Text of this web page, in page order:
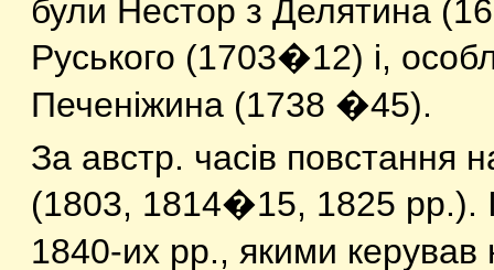
були Нестор з Делятина
Руського (1703�12) і,
Печеніжина (1738 �45).
За австр. часів повстання
(1803, 1814�15, 1825 рр.).
1840-их рр., якими